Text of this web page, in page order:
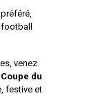
venez
Coupe du
festive et